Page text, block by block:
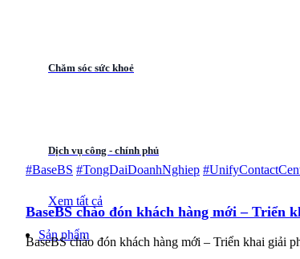
Chăm sóc sức khoẻ
Dịch vụ công - chính phủ
Xem tất cả
Sản phẩm
#BaseBS #TongDaiDoanhNghiep
BaseBS chào đón khách hàng mới –
BaseBS chào đón khách hàng mới – Triển khai giải